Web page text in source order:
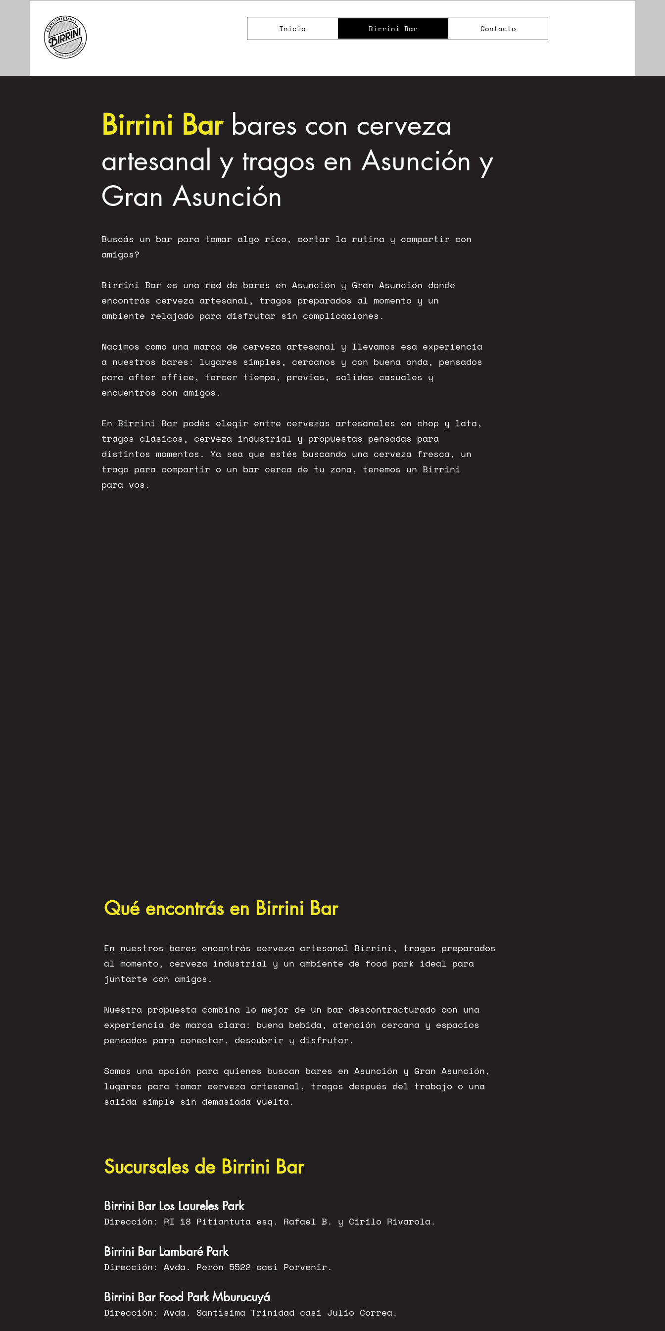
Inicio Birrini Bar Contacto
Birrini Barbares con cerveza
artesanal y tragos en Asunción y
Gran Asunción
Buscás un bar para tomar algo rico, cortar la rutina y compartir con
amigos?
Birrini Bar es una red de bares en Asunción y Gran Asunción donde
encontrás cerveza artesanal, tragos preparados al momento y un
ambiente relajado para disfrutar sin complicaciones.
Nacimos como una marca de cerveza artesanal y llevamos esa experiencia
a nuestros bares: lugares simples, cercanos y con buena onda, pensados
para after office, tercer tiempo, previas, salidas casuales y
encuentros con amigos.
En Birrini Bar podés elegir entre cervezas artesanales en chop y lata,
tragos clásicos, cerveza industrial y propuestas pensadas para
distintos momentos. Ya sea que estés buscando una cerveza fresca, un
trago para compartir o un bar cerca de tu zona, tenemos un Birrini
para vos.
Qué encontrás en Birrini Bar
En nuestros bares encontrás cerveza artesanal Birrini, tragos preparados
al momento, cerveza industrial y un ambiente de food park ideal para
juntarte con amigos.
Nuestra propuesta combina lo mejor de un bar descontracturado con una
experiencia de marca clara: buena bebida, atención cercana y espacios
pensados para conectar, descubrir y disfrutar.
Somos una opción para quienes buscan bares en Asunción y Gran Asunción,
lugares para tomar cerveza artesanal, tragos después del trabajo o una
salida simple sin demasiada vuelta.
Sucursales de Birrini Bar
Birrini Bar Los Laureles Park
Dirección: RI 18 Pitiantuta esq. Rafael B. y Cirilo Rivarola.
Birrini Bar Lambaré Park
Dirección: Avda. Perón 5522 casi Porvenir.
Birrini Bar Food Park Mburucuyá
Dirección: Avda. Santísima Trinidad casi Julio Correa.